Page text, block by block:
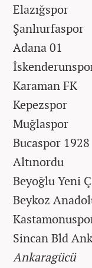
Elazığspor
Şanlıurfaspor
Adana 01
Karaman FK
Kepezspor
Muğlaspor
Bucaspor 1928
Altınordu
Beyoğlu Yeni
Beykoz
Sincan Bld
Ankaragücü